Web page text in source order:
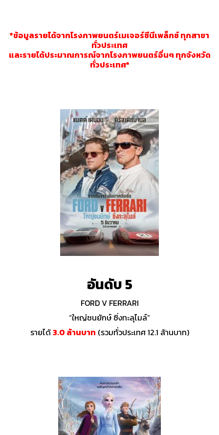
*ข้อมูลรายได้จากโรงภาพยนตร์เมเจอร์ซีนีเพล็กซ์ ทุกสาขา
ทั่วประเทศ
และรายได้ประมาณการณ์จากโรงภาพยนตร์อื่นๆ ทุกจังหวัด
ทั่วประเทศ*
อันดับ 5
FORD V FERRARI
“ใหญ่ชนยักษ์ ซิ่งทะลุไมล์”
รายได้3.0 ล้านบาท (รวมทั่วประเทศ 12.1 ล้านบาท)